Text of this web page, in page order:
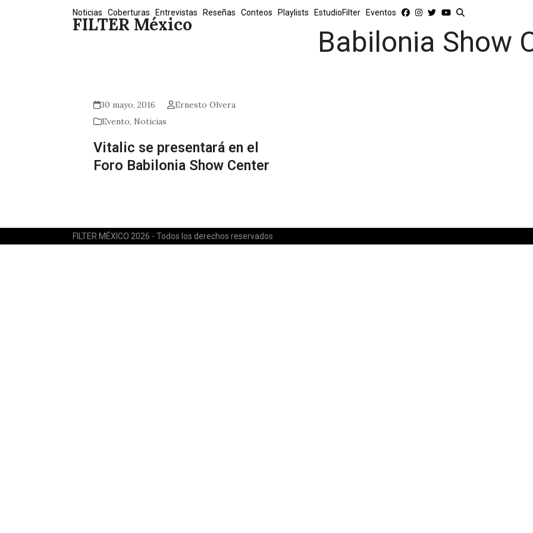
FILTER México
Noticias Coberturas Entrevistas Reseñas Conteos Playlists EstudioFilter Eventos
Babilonia Show
30 mayo, 2016
Ernesto Olvera
Evento, Noticias
Vitalic se presentará en el
Foro Babilonia Show Center
FILTER MÉXICO 2026 - Todos los derechos reservados